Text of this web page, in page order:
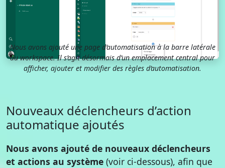
Nous avons ajouté une page d’automatisation à la barre latérale
du workspace. Il s’agit désormais d’un emplacement central pour
afficher, ajouter et modifier des règles d’automatisation.
Nouveaux déclencheurs d’action
automatique ajoutés
Nous avons ajouté de nouveaux déclencheurs
et actions au système (voir ci-dessous), afin que